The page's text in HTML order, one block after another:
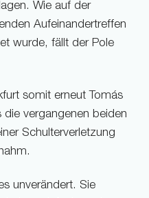
Wie auf der
Aufeinandertreffen
wurde, fällt der Pole
somit erneut Tomás
vergangenen beiden
Schulterverletzung
unverändert. Sie